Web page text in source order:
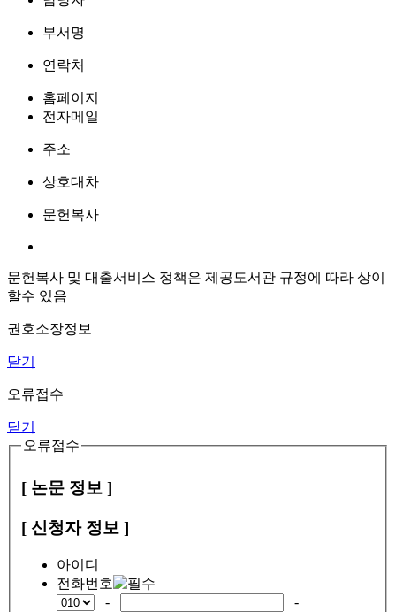
부서명
연락처
홈페이지
전자메일
주소
상호대차
문헌복사
문헌복사 및 대출서비스 정책은 제공도서관 규정에 따라 상이
할수 있음
권호소장정보
닫기
오류접수
닫기
오류접수
[ 논문 정보 ]
[ 신청자 정보 ]
아이디
전화번호
-
-